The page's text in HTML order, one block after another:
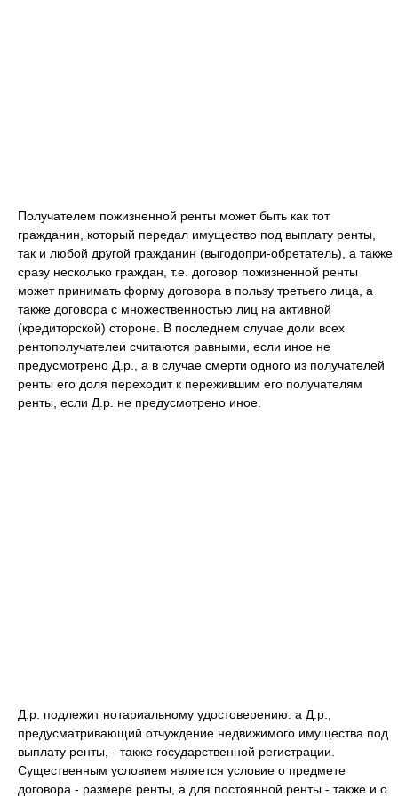
Получателем пожизненной ренты может быть как тот
гражданин, который передал имущество под выплату ренты,
так и любой другой гражданин (выгодопри-обретатель), а также
сразу несколько граждан, т.е. договор пожизненной ренты
может принимать форму договора в пользу третьего лица, а
также договора с множественностью лиц на активной
(кредиторской) стороне. В последнем случае доли всех
рентополучателеи считаются равными, если иное не
предусмотрено Д.р., а в случае смерти одного из получателей
ренты его доля переходит к пережившим его получателям
ренты, если Д.р. не предусмотрено иное.
Д.р. подлежит нотариальному удостоверению. а Д.р.,
предусматривающий отчуждение недвижимого имущества под
выплату ренты, - также государственной регистрации.
Существенным условием является условие о предмете
договора - размере ренты, а для постоянной ренты - также и о